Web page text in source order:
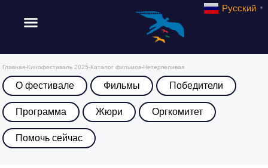
Русский ▼
Главная-Кинофестиваль 2025-Каталог фильмов-Нетерпеливая
О фестивале Фильмы Победители
Программа Жюри Оргкомитет
Помочь сейчас